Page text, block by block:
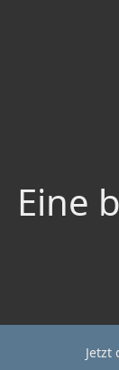
Eine
Jetzt